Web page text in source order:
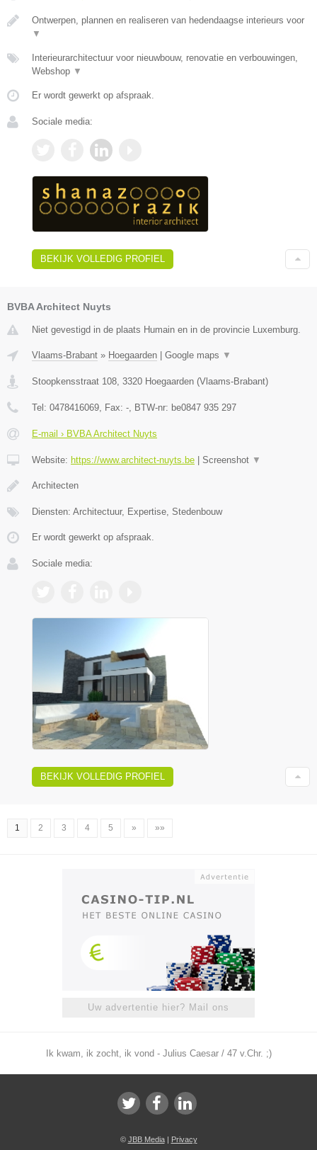
Ontwerpen, plannen en realiseren van hedendaagse interieurs voor
▼
Interieurarchitectuur voor nieuwbouw, renovatie en verbouwingen,
Webshop ▼
Er wordt gewerkt op afspraak.
Sociale media:
BEKIJK VOLLEDIG PROFIEL
BVBA Architect Nuyts
Niet gevestigd in de plaats Humain en in de provincie Luxemburg.
Vlaams-Brabant » Hoegaarden Google maps ▼
Stoopkensstraat 108 3320 Hoegaarden (Vlaams-Brabant)
Tel: 0478416069 , Fax: - , BTW-nr: be0847 935 297
E-mail › BVBA Architect Nuyts
Website: https://www.architect-nuyts.be Screenshot ▼
Architecten
Diensten: Architectuur, Expertise, Stedenbouw
Er wordt gewerkt op afspraak.
Sociale media:
BEKIJK VOLLEDIG PROFIEL
1 2 3 4 5 » »»
Uw advertentie hier? Mail ons
Ik kwam, ik zocht, ik vond - Julius Caesar / 47 v.Chr. ;)
© JBB Media| Privacy